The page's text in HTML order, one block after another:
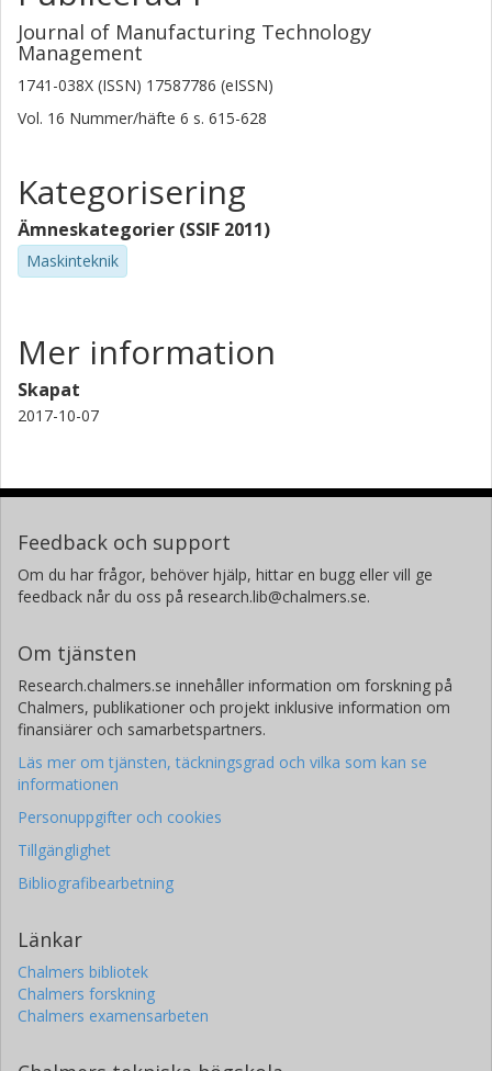
Journal of Manufacturing Technology
Management
1741-038X (ISSN) 17587786 (eISSN)
Vol. 16 Nummer/häfte 6 s. 615-628
Kategorisering
Ämneskategorier (SSIF 2011)
Maskinteknik
Mer information
Skapat
2017-10-07
Feedback och support
Om du har frågor, behöver hjälp, hittar en bugg eller vill ge
feedback når du oss på research.lib@chalmers.se.
Om tjänsten
Research.chalmers.se innehåller information om forskning på
Chalmers, publikationer och projekt inklusive information om
finansiärer och samarbetspartners.
Läs mer om tjänsten, täckningsgrad och vilka som kan se
informationen
Personuppgifter och cookies
Tillgänglighet
Bibliografibearbetning
Länkar
Chalmers bibliotek
Chalmers forskning
Chalmers examensarbeten